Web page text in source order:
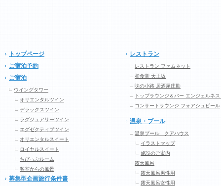
トップページ
ご宿泊予約
ご宿泊
ウイングタワー
オリエンタルツイン
デラックスツイン
ラグジュアリーツイン
エグゼクティブツイン
オリエンタルスイート
ロイヤルスイート
ちびっぷルーム
客室からの風景
募集型企画旅行条件書
レストラン
レストラン ファムネット
和食堂 天王坂
味の小路 居酒屋庄助
トップラウンジ＆バー エンジェルネス
コンサートラウンジ フォアシュピール
温泉・プール
温泉プール クアハウス
イラストマップ
施設のご案内
露天風呂
露天風呂男性用
露天風呂女性用